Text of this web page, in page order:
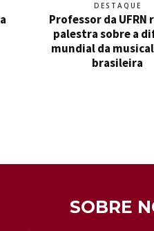
DESTAQUE
Professor da UFRN
palestra sobre a
mundial da
brasileira
SOBRE